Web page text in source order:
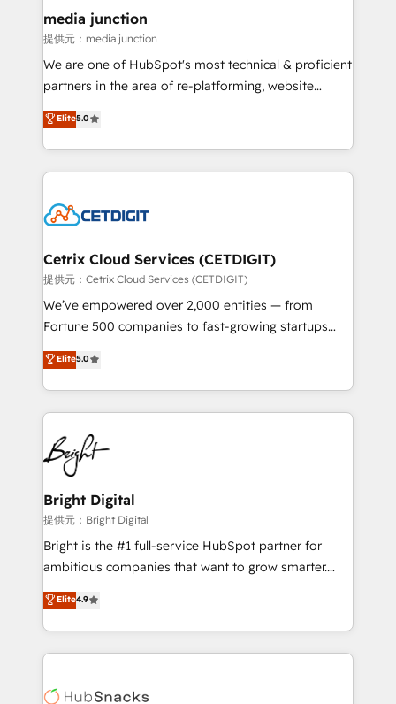
Mexico, USA, and Portugal—we've executed over a
hundred successful operations. Our approach,
rooted in RevOps principles, integrates analysis,
training, planning, and qualification. Leveraging
inbound marketing tactics, we focus on
understanding, nurturing, and converting leads.
competitive market.
media junction
提供元：media junction
We are one of HubSpot's most technical & proficient
partners in the area of re-platforming, website
design & development. We specialize in multi-hub
implementations for mid-market & enterprise
companies. We are woman-owned, powered by
coffee, and we ❤️ dogs. We produce award-winning
Impact Award 🏆2022 Technical Expertise Impact
Award 🏆2020 Elite Solutions Partner 🏆2019
Integrations HubSpot Impact Award 🏆2019
Marketing Enablement HubSpot Impact Award 🏆
2018 Website Design HubSpot Impact Award 🏆2017
Growth-Driven Design Agency of the Year 🏆2016
Sales Enablement HubSpot Impact Award 🏆2015
HubSpot COS Performance Award 🏆2014 HubSpot
COS Design Award 🏆2013 HubSpot Marketplace
Partner 📆Founded in 1997
Elite5.0
Cetrix Cloud Services (CETDIGIT)
提供元：Cetrix Cloud Services (CETDIGIT)
We’ve empowered over 2,000 entities — from
Fortune 500 companies to fast-growing startups
and nonprofits — to streamline operations, scale
revenue, and unlock the full potential of HubSpot.
With deep technical and industry expertise, we fuse
automation, integration, and AI innovation to deliver
lasting impact. We specialize in: • Turnkey and end-
to-end HubSpot implementations • Onboarding for
Sales, Service, Marketing & Content Hubs • AI voice
and chat agents, predictive automation, and smart
workflows • Salesforce + HubSpot integration •
RevOps and AI-driven sales enablement • Website
design and CMS development • ERP integration: SAP,
and CRM migration from any platform •
Client/member portals built on HubSpot • Custom
WooCommerce, BuilderTrend, and more Experience
Elite5.0
Bright Digital
提供元：Bright Digital
Bright is the #1 full-service HubSpot partner for
ambitious companies that want to grow smarter.
From HubSpot onboarding, to training, from
developing a new website to lead generation and
digital marketing; we do it all (and with great
results)! In short, our services include: - HubSpot
HubSpot development: websites, custom modules,
Elite4.9